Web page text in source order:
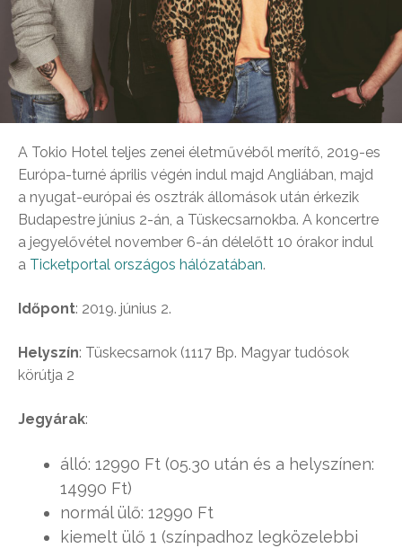
A Tokio Hotel teljes zenei életművéből merítő, 2019-es
Európa-turné április végén indul majd Angliában, majd
a nyugat-európai és osztrák állomások után érkezik
Budapestre június 2-án, a Tüskecsarnokba. A koncertre
a jegyelővétel november 6-án délelőtt 10 órakor indul
a Ticketportal országos hálózatában.
Időpont: 2019. június 2.
Helyszín: Tüskecsarnok (1117 Bp. Magyar tudósok
körútja 2
Jegyárak:
álló: 12990 Ft (05.30 után és a helyszínen:
14990 Ft)
normál ülő: 12990 Ft
kiemelt ülő 1 (színpadhoz legközelebbi